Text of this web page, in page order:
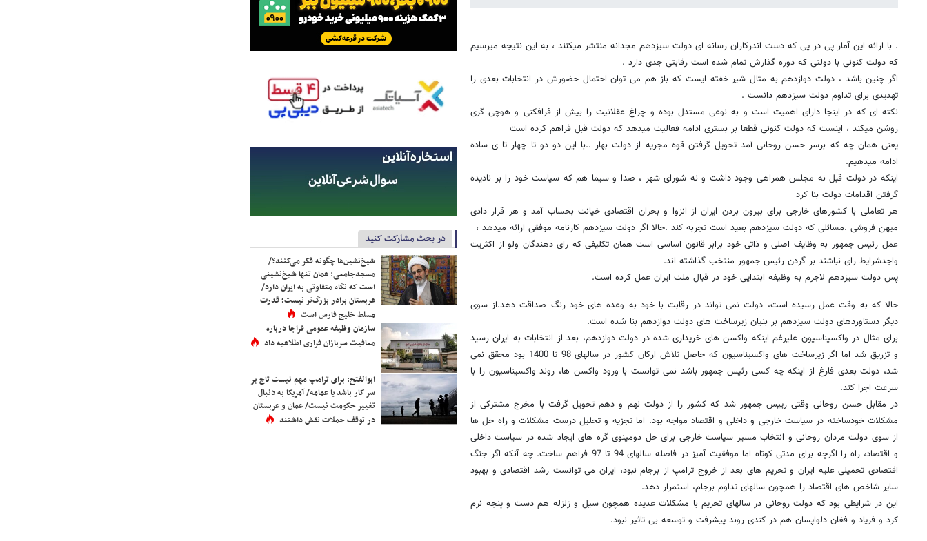
. با ارائه این آمار پی در پی که دست اندرکاران رسانه ای دولت سیزدهم مجدانه منتشر میکنند ، به این نتیجه میرسیم
که دولت کنونی با دولتی که دوره گذارش تمام شده است رقابتی جدی دارد .
اگر چنین باشد ، دولت دوازدهم به مثال شیر خفته ایست که باز هم می توان احتمال حضورش در انتخابات بعدی را
تهدیدی برای تداوم دولت سیزدهم دانست .
نکته ای که در اینجا دارای اهمیت است و به نوعی مستدل بوده و چراغ عقلانیت را بیش از فرافکنی و هوچی گری
روشن میکند ، اینست که دولت کنونی قطعا بر بستری ادامه فعالیت میدهد که دولت قبل فراهم کرده است
یعنی همان چه که برسر حسن روحانی آمد تحویل گرفتن قوه مجریه از دولت بهار ‌..با این دو دو تا چهار تا ی ساده
ادامه میدهیم.
اینکه در دولت قبل نه مجلس همراهی وجود داشت و نه شورای شهر ، صدا و سیما هم که سیاست خود را بر نادیده
گرفتن اقدامات دولت بنا کرد
هر تعاملی با کشورهای خارجی برای بیرون بردن ایران از انزوا و بحران اقتصادی خیانت بحساب آمد و هر قرار دادی
میهن فروشی .مسائلی که دولت سیزدهم بعید است تجربه کند .حالا اگر دولت سیزدهم کارنامه موفقی ارائه میدهد ،
عمل رئیس جمهور به وظایف اصلی و ذاتی خود برابر قانون اساسی است همان تکلیفی که رای دهندگان ولو از اکثریت
واجدشرایط رای نباشند بر گردن رئیس جمهور منتخب گذاشته اند.
پس دولت سیزدهم لاجرم به وظیفه ابتدایی خود در قبال ملت ایران عمل کرده است.
حالا که به وقت عمل رسیده است، دولت نمی تواند در رقابت با خود به وعده های خود رنگ صداقت دهد.از سوی
دیگر دستاوردهای دولت سیزدهم بر بنیان زیرساخت های دولت دوازدهم بنا شده است.
برای مثال در واکسیناسیون علیرغم اینکه واکسن های خریداری شده در دولت دوازدهم، بعد از انتخابات به ایران رسید
و تزریق شد اما اگر زیرساخت های واکسیناسیون که حاصل تلاش ارکان کشور در سالهای 98 تا 1400 بود محقق نمی
شد، دولت بعدی فارغ از اینکه چه کسی رئیس جمهور باشد نمی توانست با ورود واکسن ها، روند واکسیناسیون را با
سرعت اجرا کند.
در مقابل حسن روحانی وقتی رییس جمهور شد که کشور را از دولت نهم و دهم تحویل گرفت با مخرج مشترکی از
مشکلات خودساخته در سیاست خارجی و داخلی و اقتصاد مواجه بود. اما تجزیه و تحلیل درست مشکلات و راه حل ها
از سوی دولت مردان روحانی و انتخاب مسیر سیاست خارجی برای حل دومینوی گره های ایجاد شده در سیاست داخلی
و اقتصاد، راه را اگرچه برای مدتی کوتاه اما موفقیت آمیز در فاصله سالهای 94 تا 97 فراهم ساخت. چه آنکه اگر جنگ
اقتصادی تحمیلی علیه ایران و تحریم های بعد از خروج ترامپ از برجام نبود، ایران می توانست رشد اقتصادی و بهبود
سایر شاخص های اقتصاد را همچون سالهای تداوم برجام، استمرار دهد.
این در شرایطی بود که دولت روحانی در سالهای تحریم با مشکلات عدیده همچون سیل و زلزله هم دست و پنجه نرم
کرد و فریاد و فغان دلواپسان هم در کندی روند پیشرفت و توسعه بی تاثیر نبود.
در بحث مشارکت کنید
شیخ‌نشین‌ها چگونه فکر می‌کنند؟/
مسجدجامعی: عمان تنها شیخ‌نشینی
است که نگاه متفاوتی به ایران دارد/
عربستان برادر بزرگ‌تر نیست؛ قدرت
مسلط خلیج فارس است
سازمان وظیفه عمومی فراجا درباره
معافیت سربازان فراری اطلاعیه داد
ابوالفتح: برای ترامپ مهم نیست تاج بر
سر کار باشد یا عمامه/ آمریکا به دنبال
تغییر حکومت نیست/ عمان و عربستان
در توقف حملات نقش داشتند